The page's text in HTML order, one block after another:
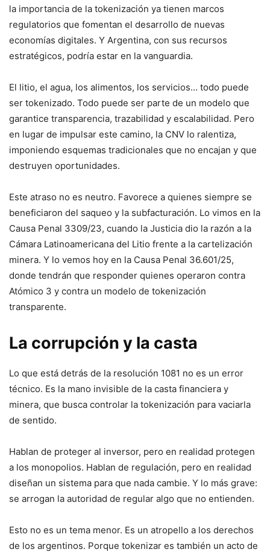
la importancia de la tokenización ya tienen marcos
regulatorios que fomentan el desarrollo de nuevas
economías digitales. Y Argentina, con sus recursos
estratégicos, podría estar en la vanguardia.
El litio, el agua, los alimentos, los servicios… todo puede
ser tokenizado. Todo puede ser parte de un modelo que
garantice transparencia, trazabilidad y escalabilidad. Pero
en lugar de impulsar este camino, la CNV lo ralentiza,
imponiendo esquemas tradicionales que no encajan y que
destruyen oportunidades.
Este atraso no es neutro. Favorece a quienes siempre se
beneficiaron del saqueo y la subfacturación. Lo vimos en la
Causa Penal 3309/23, cuando la Justicia dio la razón a la
Cámara Latinoamericana del Litio frente a la cartelización
minera. Y lo vemos hoy en la Causa Penal 36.601/25,
donde tendrán que responder quienes operaron contra
Atómico 3 y contra un modelo de tokenización
transparente.
La corrupción y la casta
Lo que está detrás de la resolución 1081 no es un error
técnico. Es la mano invisible de la casta financiera y
minera, que busca controlar la tokenización para vaciarla
de sentido.
Hablan de proteger al inversor, pero en realidad protegen
a los monopolios. Hablan de regulación, pero en realidad
diseñan un sistema para que nada cambie. Y lo más grave:
se arrogan la autoridad de regular algo que no entienden.
Esto no es un tema menor. Es un atropello a los derechos
de los argentinos. Porque tokenizar es también un acto de